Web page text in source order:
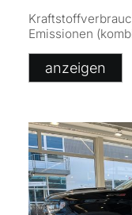
Emissionen
anzeigen